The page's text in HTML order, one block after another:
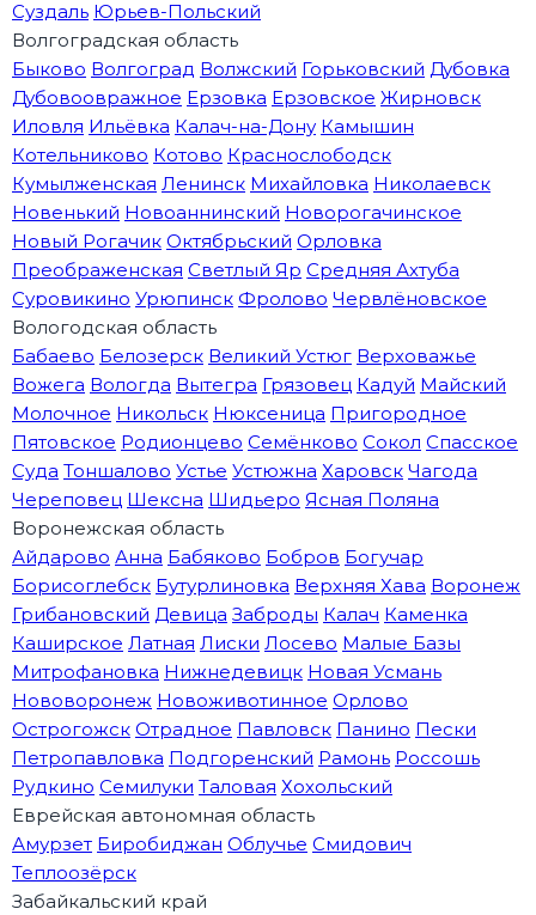
Суздаль Юрьев-Польский
Волгоградская область
Быково Волгоград Волжский Горьковский Дубовка
Дубовоовражное Ерзовка Ерзовское Жирновск
Иловля Ильёвка Калач-на-Дону Камышин
Котельниково Котово Краснослободск
Кумылженская Ленинск Михайловка Николаевск
Новенький Новоаннинский Новорогачинское
Новый Рогачик Октябрьский Орловка
Преображенская Светлый Яр Средняя Ахтуба
Суровикино Урюпинск Фролово Червлёновское
Вологодская область
Бабаево Белозерск Великий Устюг Верховажье
Вожега Вологда Вытегра Грязовец Кадуй Майский
Молочное Никольск Нюксеница Пригородное
Пятовское Родионцево Семёнково Сокол Спасское
Суда Тоншалово Устье Устюжна Харовск Чагода
Череповец Шексна Шидьеро Ясная Поляна
Воронежская область
Айдарово Анна Бабяково Бобров Богучар
Борисоглебск Бутурлиновка Верхняя Хава Воронеж
Грибановский Девица Заброды Калач Каменка
Каширское Латная Лиски Лосево Малые Базы
Митрофановка Нижнедевицк Новая Усмань
Нововоронеж Новоживотинное Орлово
Острогожск Отрадное Павловск Панино Пески
Петропавловка Подгоренский Рамонь Россошь
Рудкино Семилуки Таловая Хохольский
Еврейская автономная область
Амурзет Биробиджан Облучье Смидович
Теплоозёрск
Забайкальский край